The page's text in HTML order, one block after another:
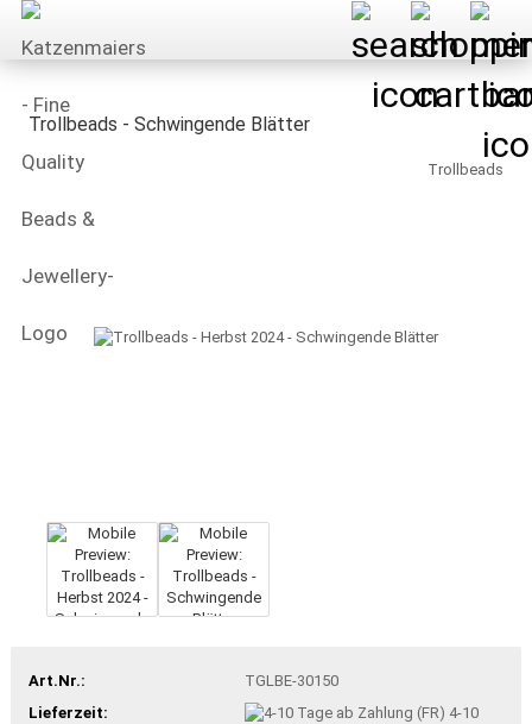
Trollbeads - Schwingende Blätter
Trollbeads
Art.Nr.:
TGLBE-30150
Lieferzeit:
4-10